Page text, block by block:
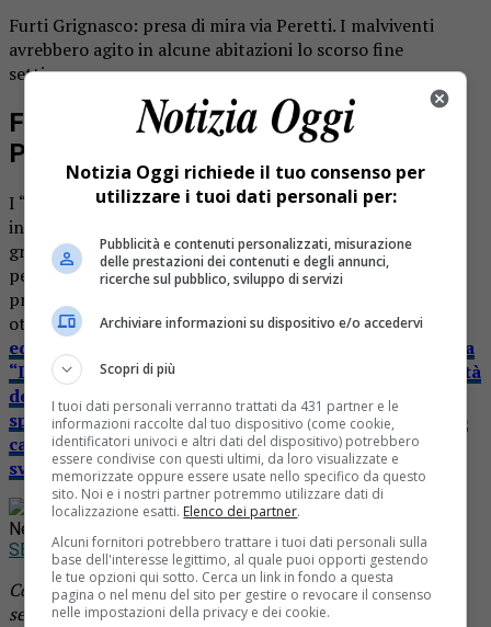
Furti Grignasco: presa di mira via Peretti. I malviventi
avrebbero agito in alcune abitazioni lo scorso fine
settimana.
Furti Grignasco: presa di mira via
Peretti
I “topi d’appartamento” avrebbero colpito in via Peretti e
in via Verdi. A segnalare la situazione sono stati alcuni
grignaschesi che hanno anche utilizzato i social network
per avvertire altri concittadini. Questa non sarebbe la
prima volta che il paese rimane vittima di furti. Lo scorso
ottobre ignoti avevano preso di mira latabaccheria
edicola presente accanto al peso pubblico e la pizzeria
“La Fenice” creando gravi conseguenze alle due attività
del paese. Ad aprile infine il clamoroso colp
o allo
sportello bancario in piazza Cacciami. In quest’ultimo
caso era stato fatto esplodere persino il bancomat
svegliando alcuni grignaschesi nel cuore della notte.
Rimani aggiornato seguendoci su Google
News!
SEGUICI
Continua a leggere le notizie diNotizia Oggi Borgosesia
segui la nostrapagina Facebook
Notizia Oggi richiede il tuo consenso per
utilizzare i tuoi dati personali per:
Pubblicità e contenuti personalizzati, misurazione
delle prestazioni dei contenuti e degli annunci,
ricerche sul pubblico, sviluppo di servizi
Archiviare informazioni su dispositivo e/o accedervi
Scopri di più
I tuoi dati personali verranno trattati da 431 partner e le
informazioni raccolte dal tuo dispositivo (come cookie,
identificatori univoci e altri dati del dispositivo) potrebbero
essere condivise con questi ultimi, da loro visualizzate e
memorizzate oppure essere usate nello specifico da questo
sito. Noi e i nostri partner potremmo utilizzare dati di
localizzazione esatti. Elenco dei partner.
Alcuni fornitori potrebbero trattare i tuoi dati personali sulla
base dell'interesse legittimo, al quale puoi opporti gestendo
le tue opzioni qui sotto. Cerca un link in fondo a questa
pagina o nel menu del sito per gestire o revocare il consenso
nelle impostazioni della privacy e dei cookie.